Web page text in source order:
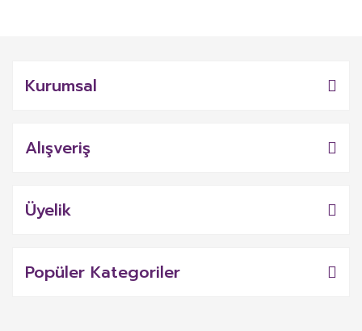
Kurumsal
Alışveriş
Üyelik
Popüler Kategoriler